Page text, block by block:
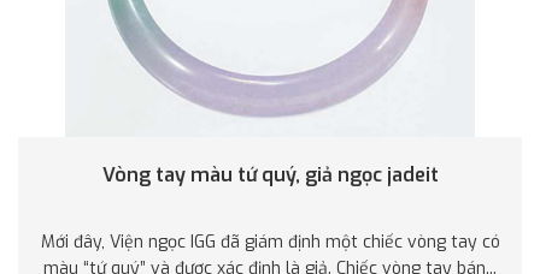
Vòng tay màu tứ quý, giả ngọc jadeit
Mới đây, Viện ngọc IGG đã giám định một chiếc vòng tay có
màu “tứ quý” và được xác định là giả. Chiếc vòng tay bán...